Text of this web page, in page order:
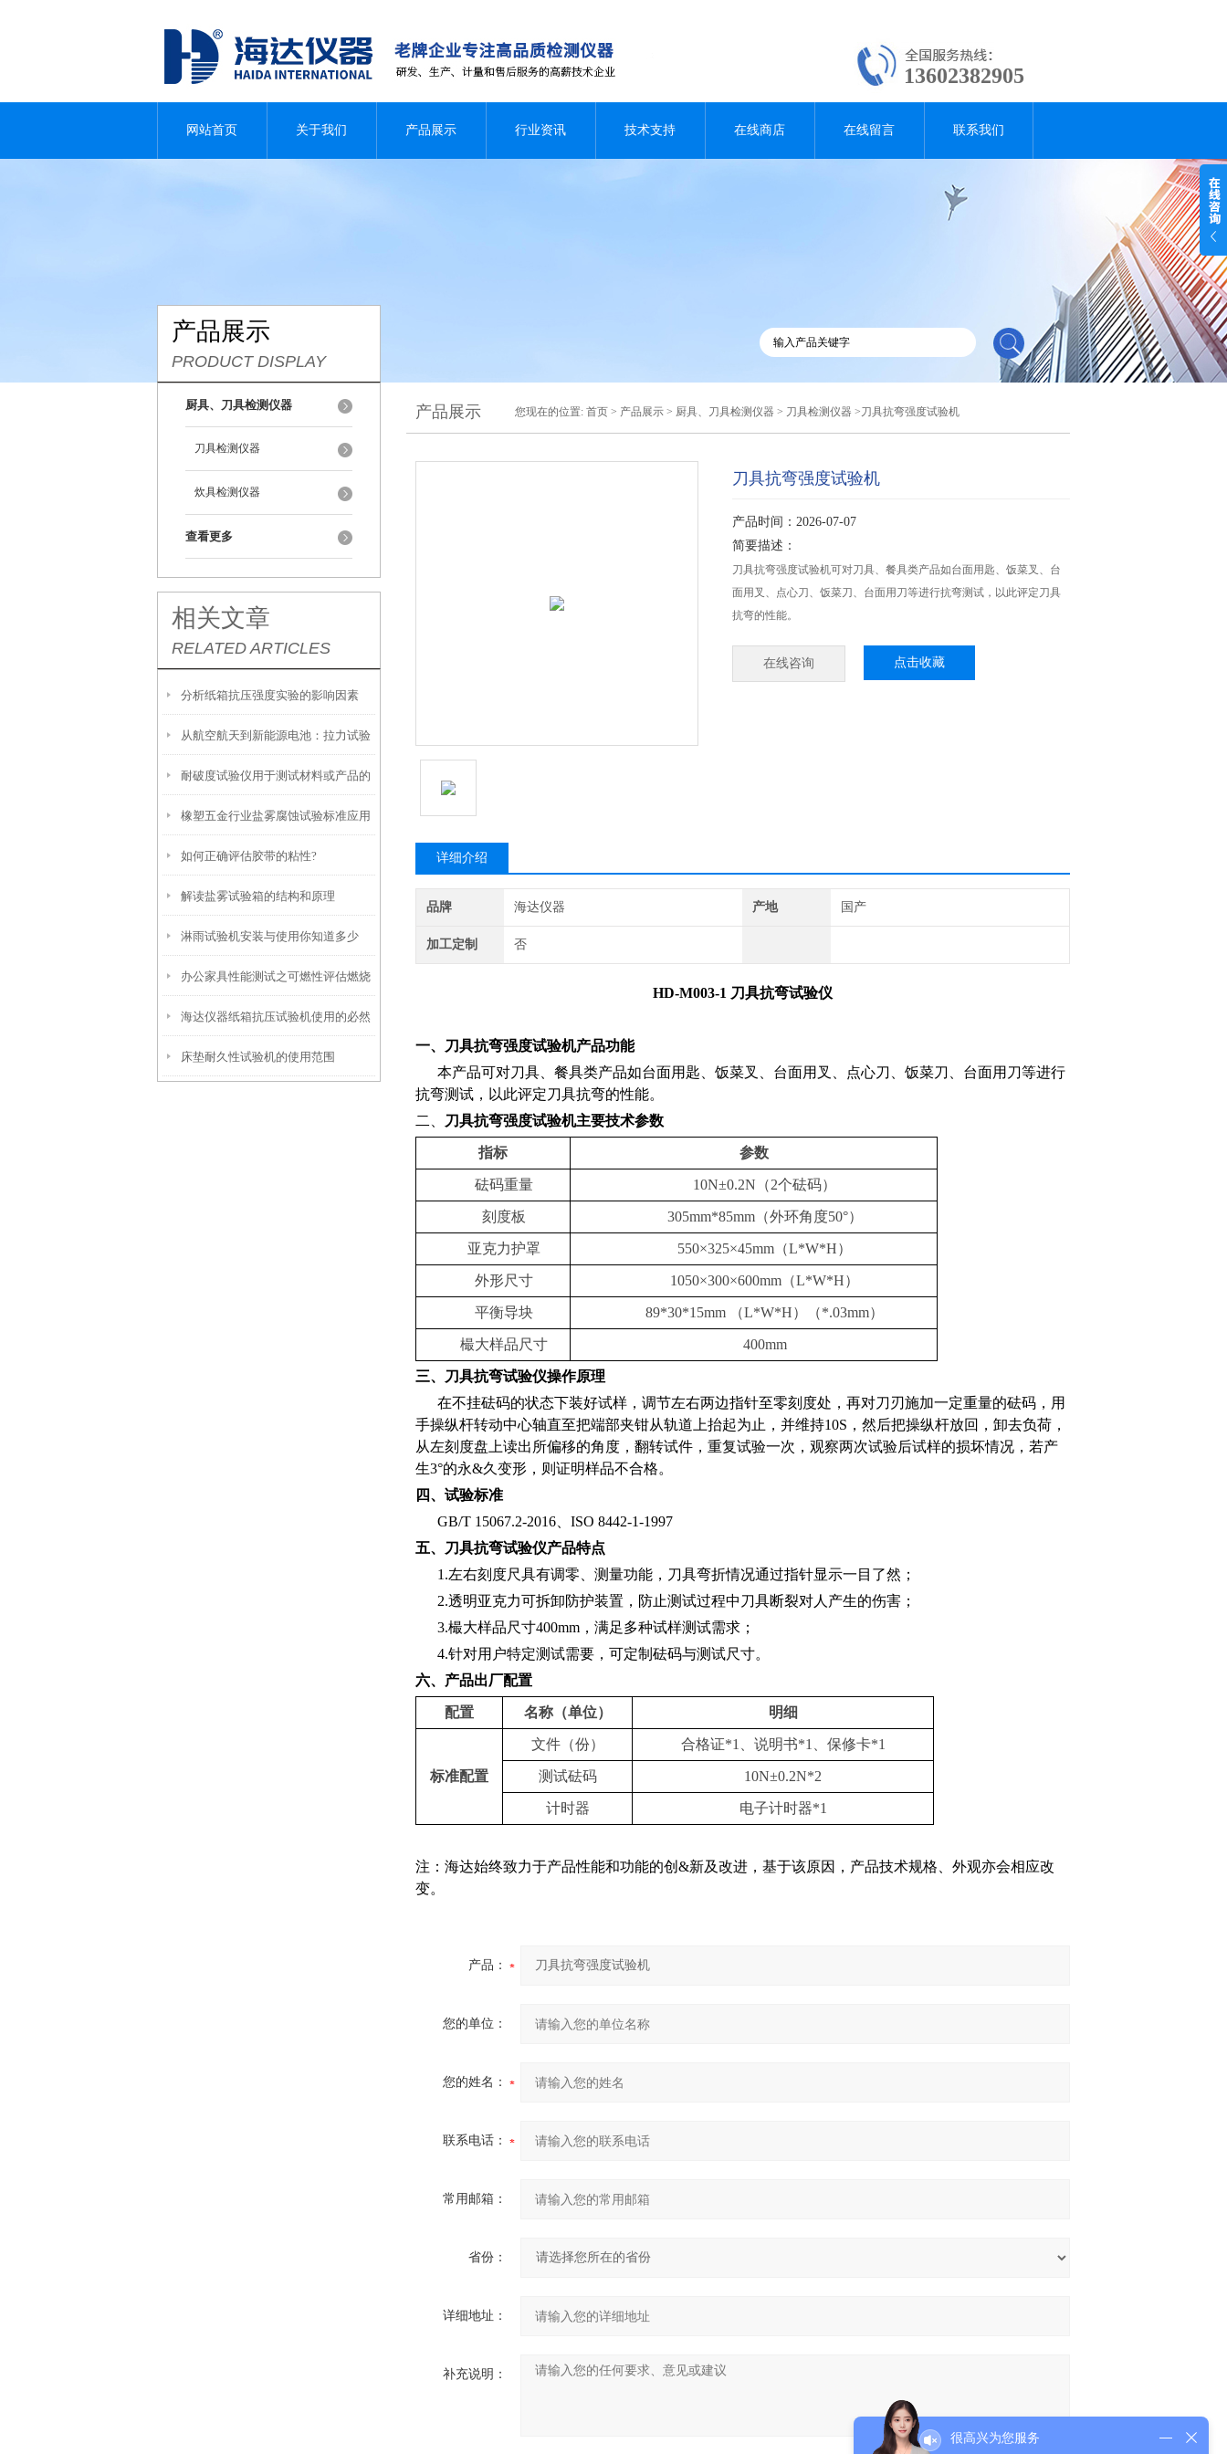
13602382905
网站首页 关于我们 产品展示 行业资讯 技术支持 在线商店 在线留言 联系我们
产品展示
PRODUCT DISPLAY
厨具、刀具检测仪器
刀具检测仪器
炊具检测仪器
查看更多
相关文章
RELATED ARTICLES
分析纸箱抗压强度实验的影响因素
从航空航天到新能源电池：拉力试验
仪如何重构材料力学性能测试标准？
耐破度试验仪用于测试材料或产品的
破裂强度和耐冲击性能
橡塑五金行业盐雾腐蚀试验标准应用
与海达盐雾试验箱选型推荐
如何正确评估胶带的粘性?
解读盐雾试验箱的结构和原理
淋雨试验机安装与使用你知道多少
办公家具性能测试之可燃性评估燃烧
依据与原则
海达仪器纸箱抗压试验机使用的必然
性因素分析
床垫耐久性试验机的使用范围
产品展示 您现在的位置: 首页 > 产品展示 > 厨具、刀具检测仪器 > 刀具检测仪器 >刀具抗弯强度试验机
刀具抗弯强度试验机
产品时间：2026-07-07
简要描述：
刀具抗弯强度试验机可对刀具、餐具类产品如台面用匙、饭菜叉、台
面用叉、点心刀、饭菜刀、台面用刀等进行抗弯测试，以此评定刀具
抗弯的性能。
在线咨询 点击收藏
详细介绍
品牌 海达仪器 产地 国产
加工定制 否
HD-M003-1 刀具抗弯试验仪
一、刀具抗弯强度试验机产品功能
本产品可对刀具、餐具类产品如台面用匙、饭菜叉、台面用叉、点心刀、饭菜刀、台面用刀等进行
抗弯测试，以此评定刀具抗弯的性能。
二、
刀具抗弯强度试验机主要技术参数
指标 参数
砝码重量 10N±0.2N（2个砝码）
刻度板 305mm*85mm（外环角度50°）
亚克力护罩 550×325×45mm（L*W*H）
外形尺寸 1050×300×600mm（L*W*H）
平衡导块 89*30*15mm （L*W*H）（*.03mm）
樶大样品尺寸 400mm
三、刀具抗弯试验仪操作原理
在不挂砝码的状态下装好试样，调节左右两边指针至零刻度处，再对刀刃施加一定重量的砝码，用
手操纵杆转动中心轴直至把端部夹钳从轨道上抬起为止，并维持10S，然后把操纵杆放回，卸去负荷，
从左刻度盘上读出所偏移的角度，翻转试件，重复试验一次，观察两次试验后试样的损坏情况，若产
生3°的永&久变形，则证明样品不合格。
四、试验标准
GB/T 15067.2-2016、ISO 8442-1-1997
五、刀具抗弯试验仪产品特点
1.左右刻度尺具有调零、测量功能，刀具弯折情况通过指针显示一目了然；
2.透明亚克力可拆卸防护装置，防止测试过程中刀具断裂对人产生的伤害；
3.樶大样品尺寸400mm，满足多种试样测试需求；
4.针对用户特定测试需要，可定制砝码与测试尺寸。
六、产品出厂配置
配置 名称（单位） 明细
标准配置
文件（份） 合格证*1、说明书*1、保修卡*1
测试砝码 10N±0.2N*2
计时器 电子计时器*1
注：海达始终致力于产品性能和功能的创&新及改进，基于该原因，产品技术规格、外观亦会相应改
变。
产品：
您的单位：
您的姓名：
联系电话：
常用邮箱：
省份：
详细地址：
补充说明：
很高兴为您服务